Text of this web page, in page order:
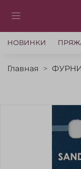
НОВИНКИ
Главная